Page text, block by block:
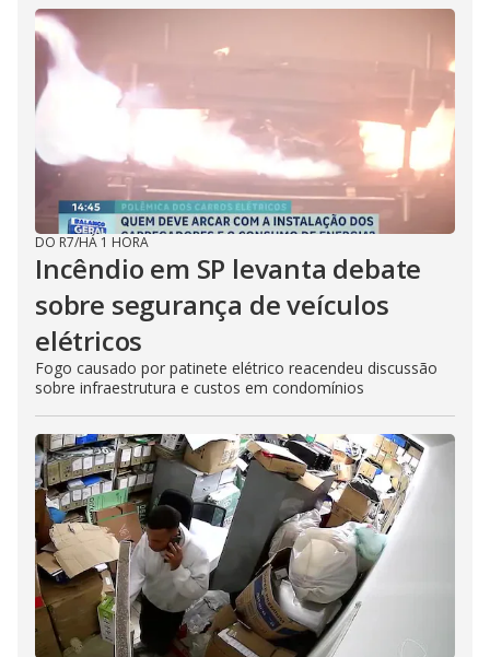
DO R7/HÁ 1 HORA
Incêndio em SP levanta debate
sobre segurança de veículos
elétricos
Fogo causado por patinete elétrico reacendeu discussão
sobre infraestrutura e custos em condomínios